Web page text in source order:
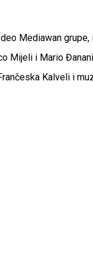
Mediawan
Mijeli i Mario
Kalveli i